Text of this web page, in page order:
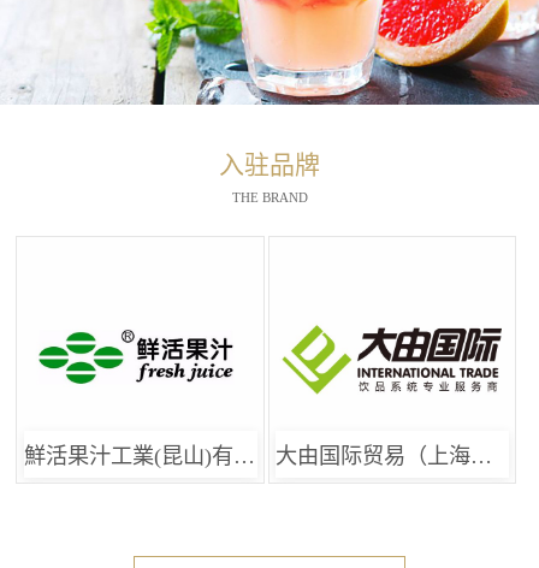
入驻品牌
THE BRAND
鮮活果汁工業(昆山)有限公司 大由国际贸易（上海）有限公司